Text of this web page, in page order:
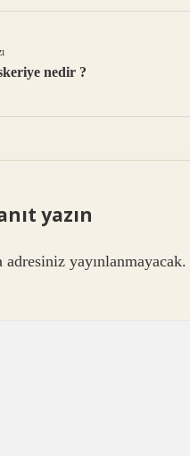
nedir ?
yazın
adresiniz yayınlanmayacak.